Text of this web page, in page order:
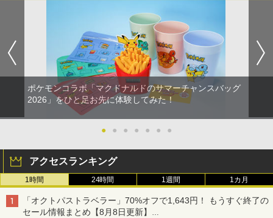
ポケモンコラボ「マクドナルドのサマーチャンスバッグ
2026」をひと足お先に体験してみた！
● ● ● ● ● ● ●
アクセスランキング
1時間 24時間 1週間 1カ月
「オクトパストラベラー」70%オフで1,643円！ もうすぐ終了の
セール情報まとめ【8月8日更新】